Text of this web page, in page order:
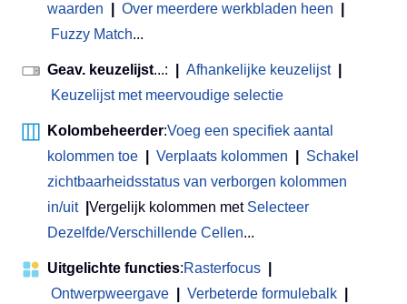
waarden
Over meerdere werkbladen heen
Fuzzy Match...
Geav. keuzelijst...: Afhankelijke keuzelijst
Keuzelijst met meervoudige selectie
Kolombeheerder:Voeg een specifiek aantal
kolommen toe
Verplaats kolommen
Schakel
zichtbaarheidsstatus van verborgen kolommen
in/uit
Vergelijk kolommen met Selecteer
Dezelfde/Verschillende Cellen...
Uitgelichte functies:Rasterfocus
Ontwerpweergave
Verbeterde formulebalk